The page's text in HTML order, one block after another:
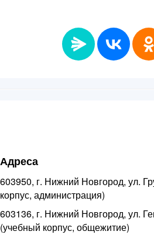
Адреса
603950, г. Нижний Новгород, ул.
корпус, администрация)
603136, г. Нижний Новгород, ул.
(учебный корпус, общежитие)